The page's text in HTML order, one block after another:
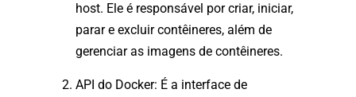
host. Ele é responsável por criar, iniciar,
parar e excluir contêineres, além de
gerenciar as imagens de contêineres.
API do Docker: É a interface de